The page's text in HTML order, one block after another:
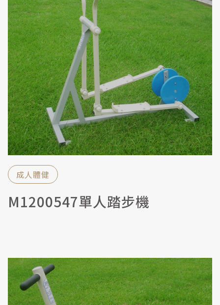
成人體健
M1200547單人踏步機